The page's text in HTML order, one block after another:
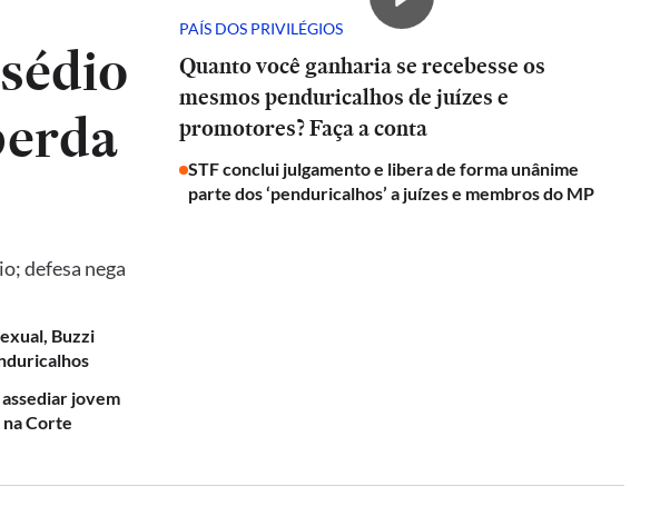
defesa nega
Buzzi
jovem
Corte
PAÍS DOS PRIVILÉGIOS
Quanto você ganharia se recebesse os
mesmos penduricalhos de juízes e
promotores? Faça a conta
STF conclui julgamento e libera de forma unânime
parte dos ‘penduricalhos’ a juízes e membros do MP